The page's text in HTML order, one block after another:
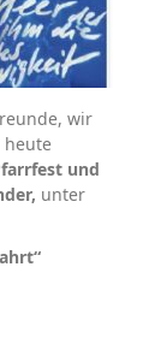
wir
heute
und
unter